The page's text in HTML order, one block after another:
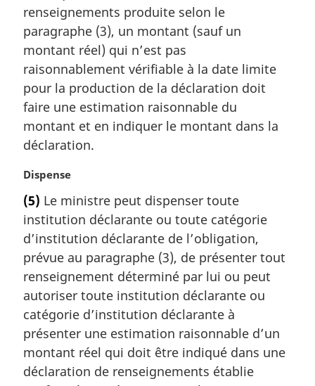
m
r
g
i
n
a
e
:
renseignements produite selon le
paragraphe (3), un montant (sauf un
montant réel) qui n’est pas
raisonnablement vérifiable à la date limite
pour la production de la déclaration doit
faire une estimation raisonnable du
montant et en indiquer le montant dans la
déclaration.
N
t
e
m
a
r
g
i
n
a
l
e
:
Dispense
(5) Le ministre peut dispenser toute
institution déclarante ou toute catégorie
d’institution déclarante de l’obligation,
prévue au paragraphe (3), de présenter tout
renseignement déterminé par lui ou peut
autoriser toute institution déclarante ou
catégorie d’institution déclarante à
présenter une estimation raisonnable d’un
montant réel qui doit être indiqué dans une
déclaration de renseignements établie